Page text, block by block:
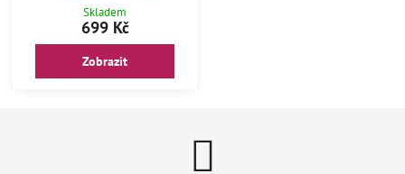
Skladem
699 Kč
Zobrazit